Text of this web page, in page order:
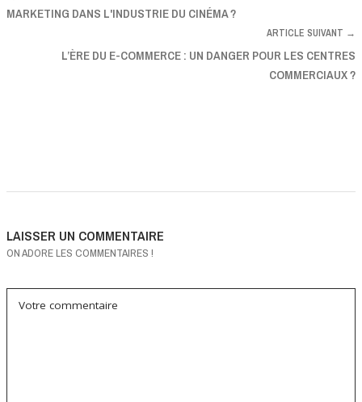
MARKETING DANS L'INDUSTRIE DU CINÉMA ?
ARTICLE SUIVANT →
L’ÈRE DU E-COMMERCE : UN DANGER POUR LES CENTRES
COMMERCIAUX ?
LAISSER UN COMMENTAIRE
ON ADORE LES COMMENTAIRES !
Votre commentaire